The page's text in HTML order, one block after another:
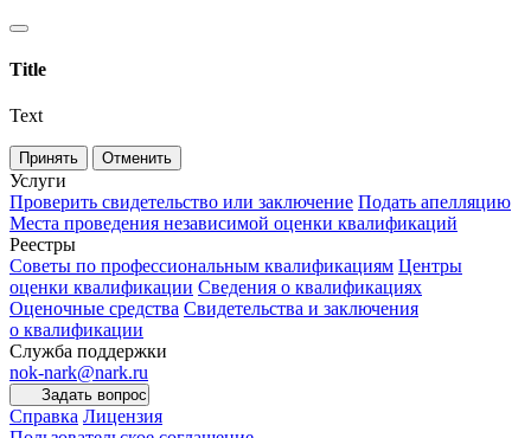
Title
Text
Принять Отменить
Услуги
Проверить свидетельство или заключение Подать апелляцию
Места проведения независимой оценки квалификаций
Реестры
Советы по профессиональным квалификациям Центры
оценки квалификации Сведения о квалификациях
Оценочные средства Свидетельства и заключения
о квалификации
Служба поддержки
nok-nark@nark.ru
Задать вопрос
Справка Лицензия